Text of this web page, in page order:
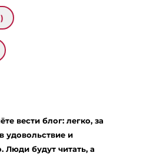
)
вести блог: легко, за
удовольствие и
Люди будут читать, а